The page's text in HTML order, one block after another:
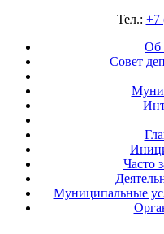
Тел.: +7
Об
Совет
Часто
Муниципальные